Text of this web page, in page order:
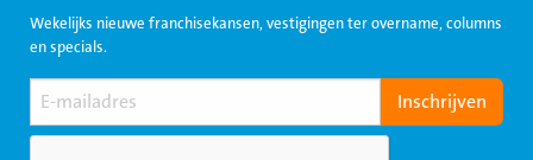
Wekelijks nieuwe franchisekansen, vestigingen ter overname, columns
en specials.